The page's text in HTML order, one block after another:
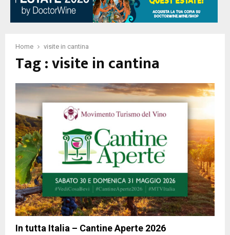
Home visite in cantina
Tag : visite in cantina
In tutta Italia – Cantine Aperte 2026